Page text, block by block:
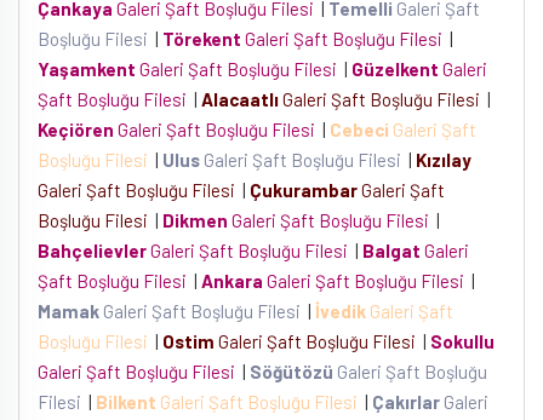
Çankaya Galeri Şaft Boşluğu Filesi | Temelli Galeri Şaft
Boşluğu Filesi | Törekent Galeri Şaft Boşluğu Filesi |
Yaşamkent Galeri Şaft Boşluğu Filesi | Güzelkent Galeri
Şaft Boşluğu Filesi | AlacaatlıGaleri Şaft Boşluğu Filesi |
Keçiören Galeri Şaft Boşluğu Filesi | Cebeci Galeri Şaft
Boşluğu Filesi | Ulus Galeri Şaft Boşluğu Filesi | Kızılay
Galeri Şaft Boşluğu Filesi | ÇukurambarGaleri Şaft
Boşluğu Filesi | Dikmen Galeri Şaft Boşluğu Filesi |
BahçelievlerGaleri Şaft Boşluğu Filesi | Balgat Galeri
Şaft Boşluğu Filesi | Ankara Galeri Şaft Boşluğu Filesi |
Mamak Galeri Şaft Boşluğu Filesi | İvedik Galeri Şaft
Boşluğu Filesi | Ostim Galeri Şaft Boşluğu Filesi | Sokullu
Galeri Şaft Boşluğu Filesi | Söğütözü Galeri Şaft Boşluğu
Filesi | Bilkent Galeri Şaft Boşluğu Filesi | Çakırlar Galeri